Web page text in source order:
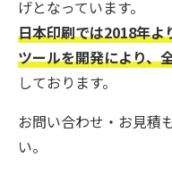
げとなっています。
日本印刷では2018年よ
ツールを開発により、
しております。
お問い合わせ・お見積
い。